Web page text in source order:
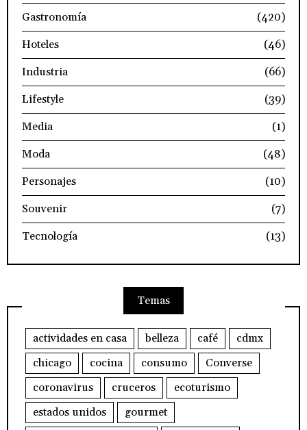
Gastronomía
(420)
Hoteles
(46)
Industria
(66)
Lifestyle
(39)
Media
(1)
Moda
(48)
Personajes
(10)
Souvenir
(7)
Tecnología
(13)
Temas
actividades en casa belleza café
cdmx
chicago
cocina consumo
Converse
coronavirus
cruceros
ecoturismo
estados unidos
gourmet